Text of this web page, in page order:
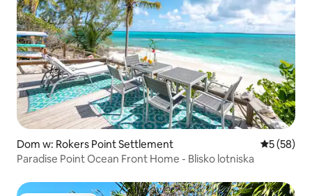
Dom w: Rokers Point Settlement Średnia
5 (58)
Paradise Point Ocean Front Home - Blisko lotniska